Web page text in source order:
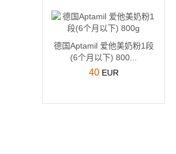
德国Aptamil 爱他美奶粉1段
(6个月以下) 800...
40EUR